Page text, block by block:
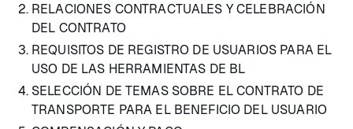
RELACIONES CONTRACTUALES Y CELEBRACIÓN
DEL CONTRATO
REQUISITOS DE REGISTRO DE USUARIOS PARA EL
USO DE LAS HERRAMIENTAS DE BL
SELECCIÓN DE TEMAS SOBRE EL CONTRATO DE
TRANSPORTE PARA EL BENEFICIO DEL USUARIO